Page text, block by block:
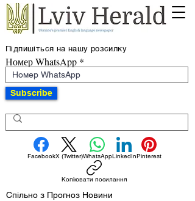
Підпишіться на нашу розсилку
Номер WhatsApp
Subscribe
FacebookX (Twitter)WhatsAppLinkedInPinterest
Копіювати посилання
Спільно з Прогноз Новини